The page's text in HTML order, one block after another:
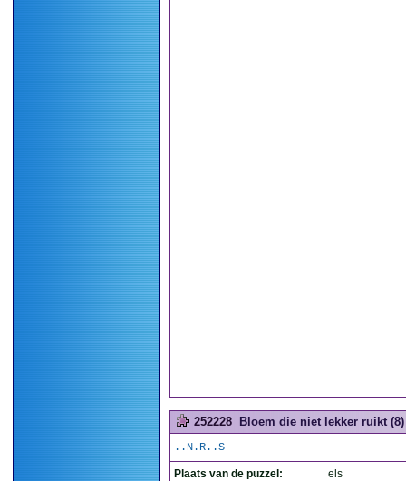
252228 Bloem die niet lekker ruikt (8)
..N.R..S
Plaats van de puzzel:
els